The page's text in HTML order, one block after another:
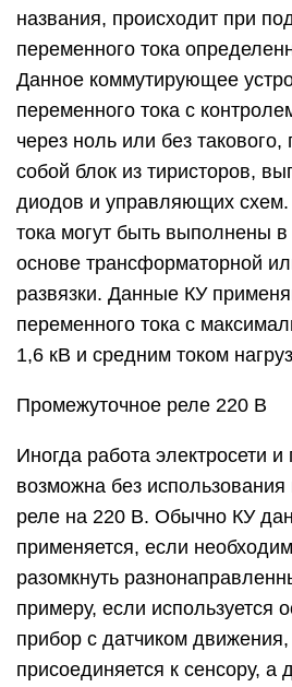
названия, происходит при
переменного тока
Данное коммутирующее
переменного тока с
через ноль или без такового,
собой блок из тиристоров,
диодов и управляющих
тока могут быть выполнены
основе трансформаторной
развязки. Данные КУ
переменного тока с
1,6 кВ и средним током
Промежуточное реле 220 В
Иногда работа электросети
возможна без
реле на 220 В. Обычно КУ
применяется, если
разомкнуть
примеру, если используется
прибор с датчиком
присоединяется к сенсору, а